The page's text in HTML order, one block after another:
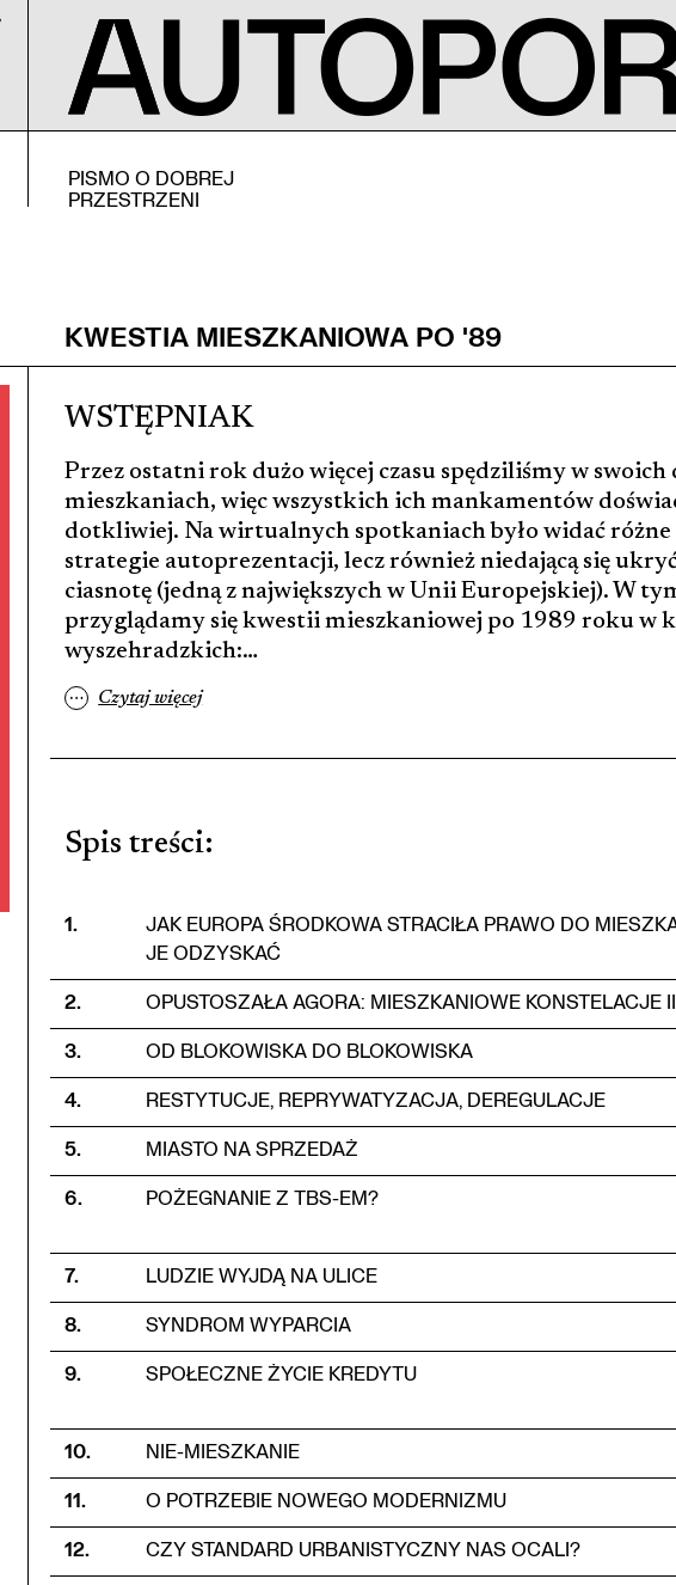
PISMO O DOBREJ
PRZESTRZENI
KWESTIA MIESZKANIOWA PO '89
WSTĘPNIAK
Przez ostatni rok dużo więcej czasu spędziliśmy w swoich
mieszkaniach, więc wszystkich ich mankamentów
dotkliwiej. Na wirtualnych spotkaniach było widać
strategie autoprezentacji, lecz również niedającą się
ciasnotę (jedną z największych w Unii Europejskiej). W
przyglądamy się kwestii mieszkaniowej po 1989 roku w
wyszehradzkich:…
… Czytaj więcej
Spis treści:
1.
JAK EUROPA ŚRODKOWA STRACIŁA PRAWO DO
JE ODZYSKAĆ
2. OPUSTOSZAŁA AGORA: MIESZKANIOWE KONSTELACJE
3. OD BLOKOWISKA DO BLOKOWISKA
4. RESTYTUCJE, REPRYWATYZACJA, DEREGULACJE
5. MIASTO NA SPRZEDAŻ
6. POŻEGNANIE Z TBS-EM?
7. LUDZIE WYJDĄ NA ULICE
8. SYNDROM WYPARCIA
9. SPOŁECZNE ŻYCIE KREDYTU
10. NIE-MIESZKANIE
11. O POTRZEBIE NOWEGO MODERNIZMU
12. CZY STANDARD URBANISTYCZNY NAS OCALI?